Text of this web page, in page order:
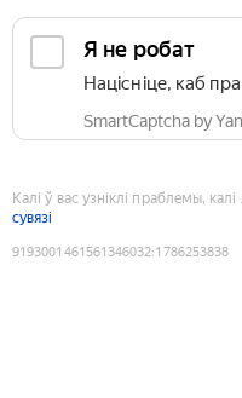
Я не робат
Націсніце, каб
SmartCaptcha by
Калі ў вас узніклі праблемы,
сувязі
9193001461561346032:1786253838